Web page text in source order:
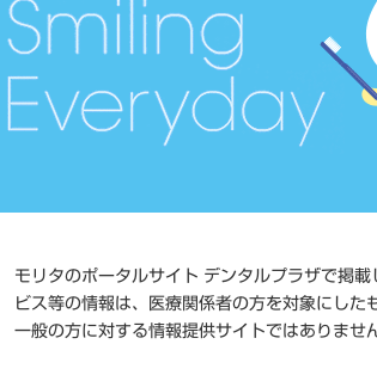
モリタのポータルサイト デンタルプラザで掲
ビス等の情報は、医療関係者の方を対象にした
一般の方に対する情報提供サイトではありませ
歯列矯正用
品目コード
JAN/EAN
メーカー